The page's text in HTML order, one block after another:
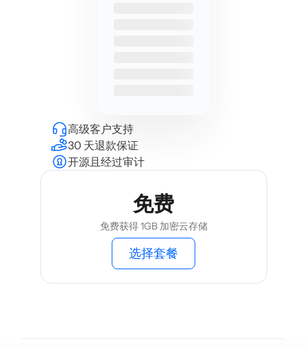
高级客户支持
30 天退款保证
开源且经过审计
免费
免费获得 1GB 加密云存储
选择套餐